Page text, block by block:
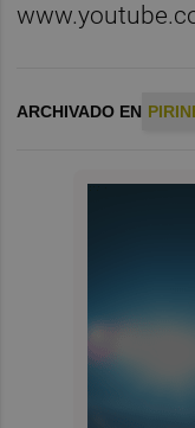
ARCHIVADO EN